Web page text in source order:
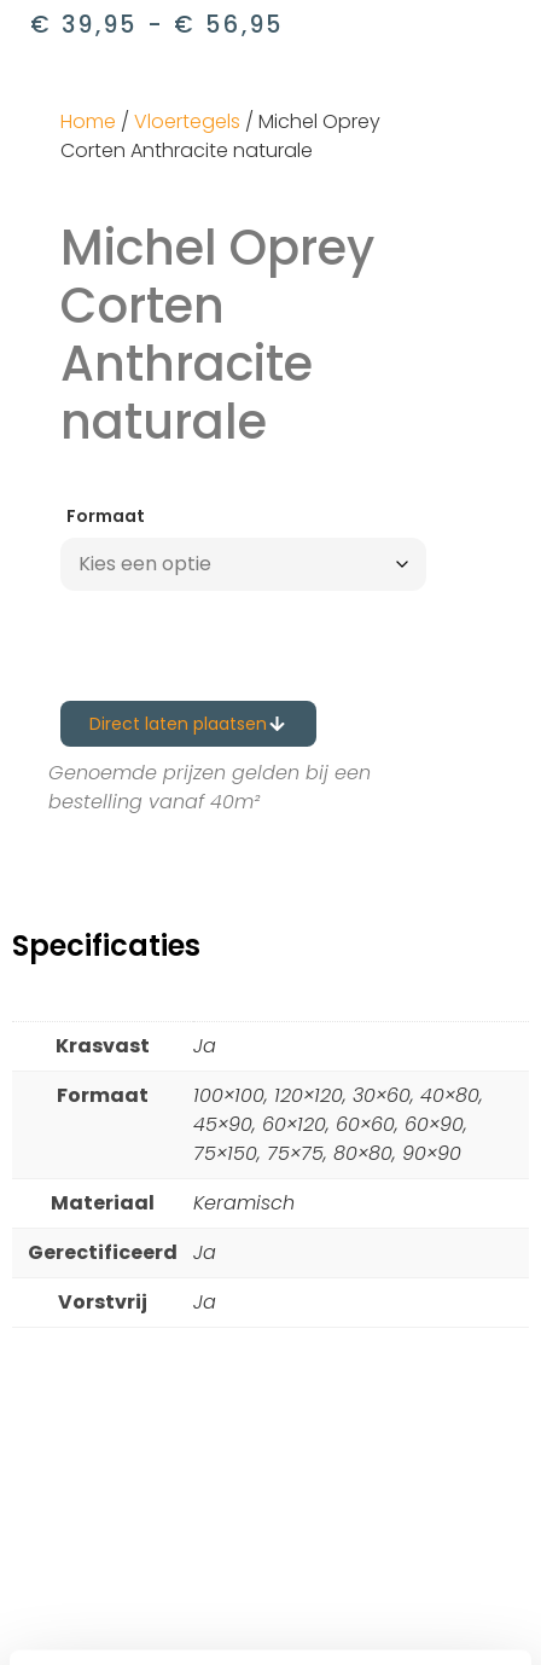
€ 39,95 - € 56,95
Home / Vloertegels / Michel Oprey
Corten Anthracite naturale
Michel Oprey
Corten
Anthracite
naturale
Formaat
Direct laten plaatsen
Genoemde prijzen gelden bij een
bestelling vanaf 40m²
Specificaties
Krasvast
Ja
Formaat
100×100, 120×120, 30×60, 40×80,
45×90, 60×120, 60×60, 60×90,
75×150, 75×75, 80×80, 90×90
Materiaal
Keramisch
Gerectificeerd
Ja
Vorstvrij
Ja